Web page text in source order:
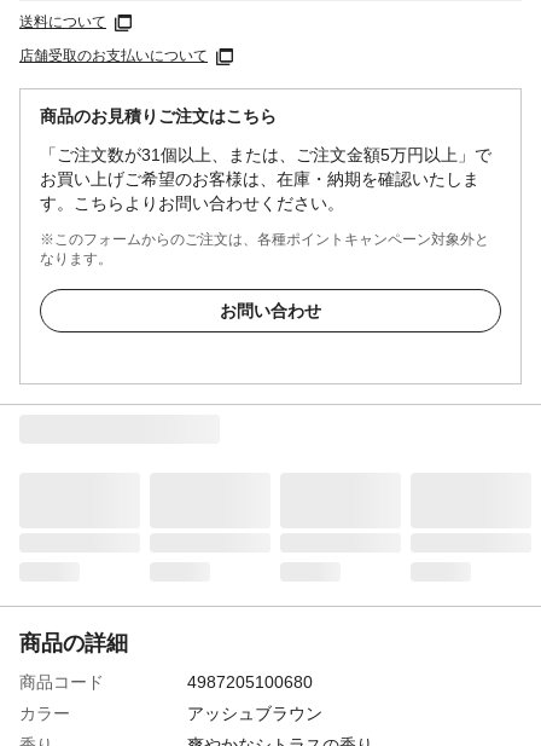
送料について
店舗受取のお支払いについて
商品のお見積りご注文はこちら
「ご注文数が31個以上、または、ご注文金額5万円以上」で
お買い上げご希望のお客様は、在庫・納期を確認いたしま
す。こちらよりお問い合わせください。
※このフォームからのご注文は、各種ポイントキャンペーン対象外と
なります。
お問い合わせ
商品の詳細
商品コード
4987205100680
カラー
アッシュブラウン